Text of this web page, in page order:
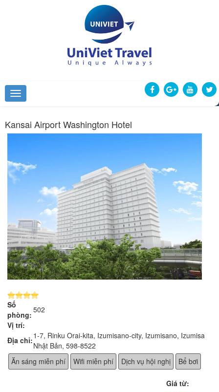
Kansai Airport Washington Hotel
Số
phòng:
502
Vị trí:
Địa chỉ:1-7, Rinku Orai-kita, Izumisano-city, Izumisano, Izumisano,
Nhật Bản, 598-8522
Ăn sáng miễn phí
Wifi miễn phí Dịch vụ hội nghị Bể bơi
Giá từ: